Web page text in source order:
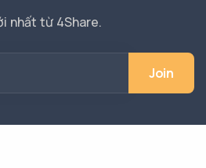
nhất từ 4Share.